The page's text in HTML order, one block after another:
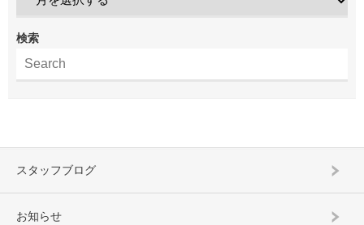
検索
スタッフブログ
お知らせ